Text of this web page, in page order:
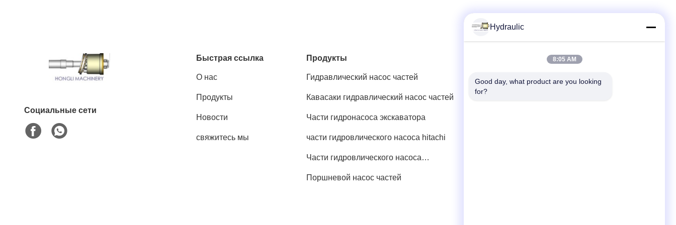
Социальные сети
Быстрая ссылка
О нас
Продукты
Новости
свяжитесь мы
Продукты
Гидравлический насос частей
Кавасаки гидравлический насос частей
Части гидронасоса экскаватора
части гидровлического насоса hitachi
Части гидровлического насоса
Поршневой насос частей
Быстрый контакт
ТЕЛЕФОН:
Hydraulic
8:05 AM
Good day, what product are you looking
for?